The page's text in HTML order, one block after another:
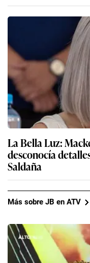
La Bella Luz:
desconocía
Saldaña
Más sobre JB en ATV